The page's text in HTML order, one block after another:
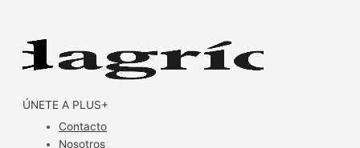
ÚNETE A PLUS+
Contacto
Nosotros